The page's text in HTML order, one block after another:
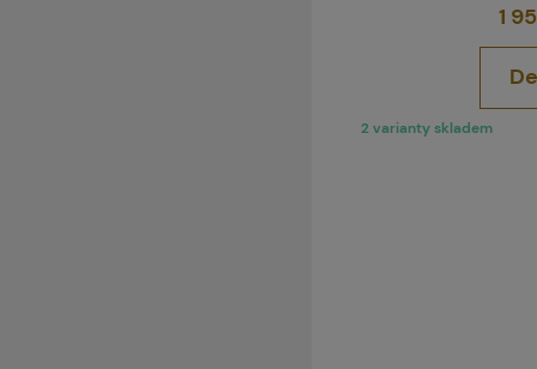
1
2 varianty skladem